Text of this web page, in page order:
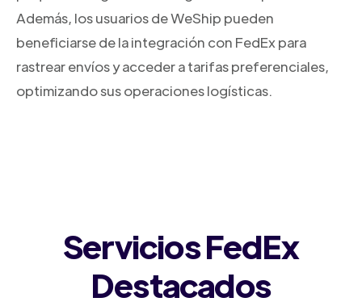
Además, los usuarios de WeShip pueden
beneficiarse de la integración con FedEx para
rastrear envíos y acceder a tarifas preferenciales,
optimizando sus operaciones logísticas.
Servicios FedEx
Destacados